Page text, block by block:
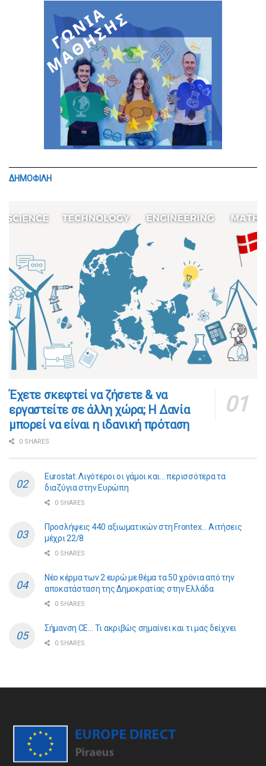
ΔΗΜΟΦΙΛΗ
​​Έχετε σκεφτεί να ζήσετε & να
εργαστείτε σε άλλη χώρα; Η Δανία
μπορεί να είναι η ιδανική πρόταση
0 SHARES
Eurostat: Λιγότεροι οι γάμοι και… περισσότερα τα
διαζύγια στην Ευρώπη
0 SHARES
Προσλήψεις 440 αξιωματικών στη Frontex… Αιτήσεις
μέχρι 22/8
0 SHARES
Νέο κέρμα των 2 ευρώ με θέμα τα 50 χρόνια από την
αποκατάσταση της Δημοκρατίας στην Ελλάδα
0 SHARES
Σήμανση CE… Τι ακριβώς σημαίνει και τι μας δείχνει
0 SHARES